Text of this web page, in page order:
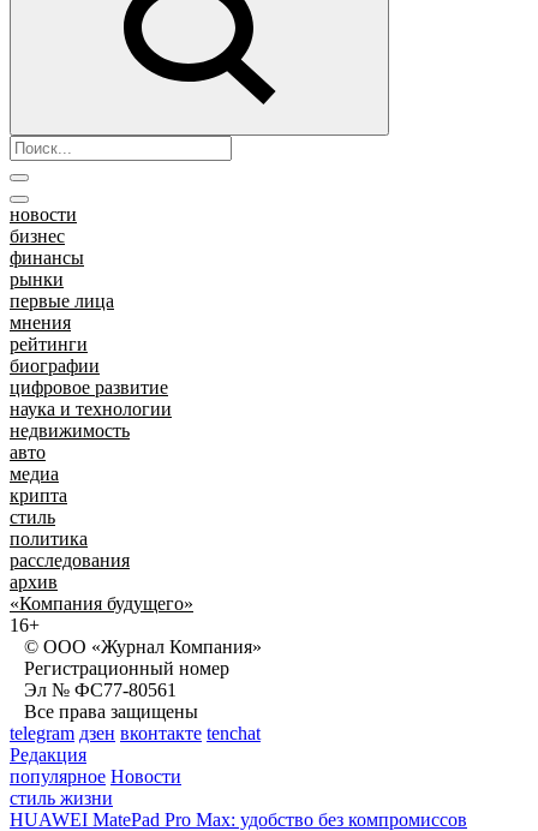
новости
бизнес
финансы
рынки
первые лица
мнения
рейтинги
биографии
цифровое развитие
наука и технологии
недвижимость
авто
медиа
крипта
стиль
политика
расследования
архив
«Компания будущего»
16+
© ООО «Журнал Компания»
Регистрационный номер
Эл № ФС77-80561
Все права защищены
telegram дзен вконтакте tenchat
Редакция
популярное Новости
стиль жизни
HUAWEI MatePad Pro Max: удобство без компромиссов